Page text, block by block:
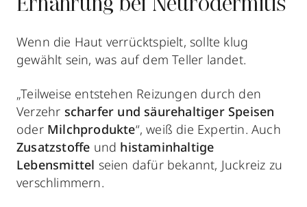
Ernährung bei Neurodermitis
Wenn die Haut verrücktspielt, sollte klug
gewählt sein, was auf dem Teller landet.
„Teilweise entstehen Reizungen durch den
Verzehr scharfer und säurehaltiger Speisen
oder Milchprodukte“, weiß die Expertin. Auch
Zusatzstoffe und histaminhaltige
Lebensmittel seien dafür bekannt, Juckreiz zu
verschlimmern.